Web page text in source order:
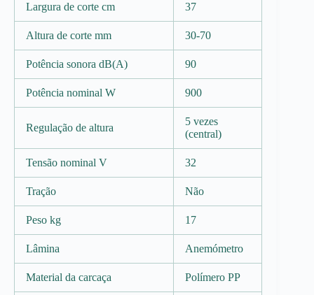
Largura de corte cm 37
Altura de corte mm 30-70
Potência sonora dB(A) 90
Potência nominal W 900
Regulação de altura
5 vezes
(central)
Tensão nominal V 32
Tração Não
Peso kg 17
Lâmina Anemómetro
Material da carcaça Polímero PP